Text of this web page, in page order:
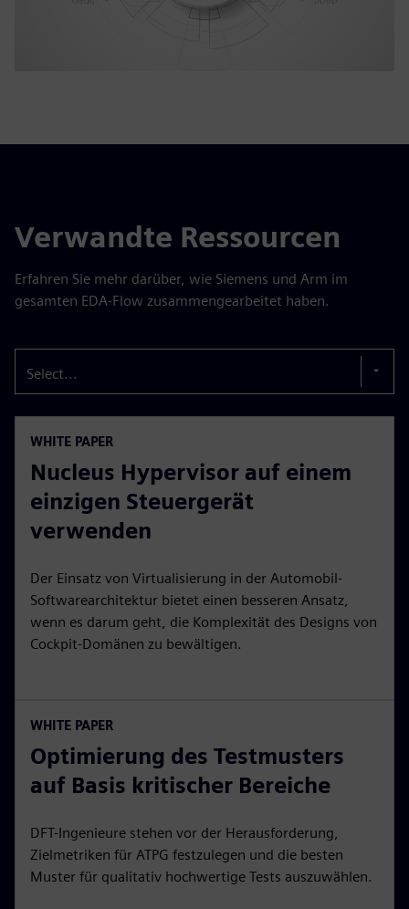
Verwandte Ressourcen
Erfahren Sie mehr darüber, wie Siemens und Arm im
gesamten EDA-Flow zusammengearbeitet haben.
Select...
WHITE PAPER
Nucleus Hypervisor auf einem
einzigen Steuergerät
verwenden
Der Einsatz von Virtualisierung in der Automobil-
Softwarearchitektur bietet einen besseren Ansatz,
wenn es darum geht, die Komplexität des Designs von
Cockpit-Domänen zu bewältigen.
WHITE PAPER
Optimierung des Testmusters
auf Basis kritischer Bereiche
DFT-Ingenieure stehen vor der Herausforderung,
Zielmetriken für ATPG festzulegen und die besten
Muster für qualitativ hochwertige Tests auszuwählen.